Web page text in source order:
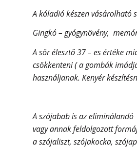
A kóladió készen vásárolható
Gingkó – gyógynövény,
A sör élesztő 37 – es értéke
csökkenteni ( a gombák
használjanak. Kenyér
A szójabab is az
vagy annak feldolgozott
a szójaliszt, szójakocka,